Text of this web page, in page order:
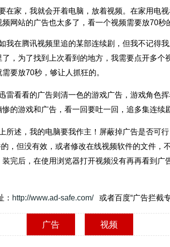
家，我就会开着电脑，放着视频。在家用电视
网站的广告也太多了，看一个视频需要放70秒
在腾讯视频里追的某部连续剧，但我不记得我
了，为了找到上次看到的地方，我需要点开多个
要放70秒，够让人抓狂的。
看看的广告则清一色的游戏广告，游戏角色挥
惨的游戏和广告，看一回要吐一回，追多集连续
述，我的电脑要我作主！屏蔽掉广告是否可行
，但没有效，或者修改在线视频软件的文件，
完后，在使用浏览器打开视频没有再再看到广
http://www.ad-safe.com/或者百度“广告拦截
广告 视频